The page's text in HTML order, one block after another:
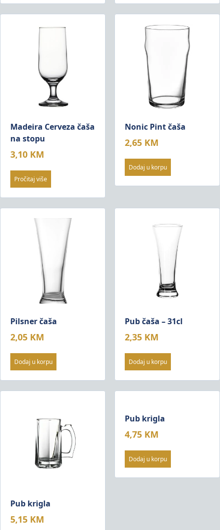
Madeira Cerveza čaša
na stopu
3,10 KM
Pročitaj više
Nonic Pint čaša
2,65 KM
Dodaj u korpu
Pilsner čaša
2,05 KM
Dodaj u korpu
Pub čaša – 31cl
2,35 KM
Dodaj u korpu
Pub krigla
5,15 KM
Pub krigla
4,75 KM
Dodaj u korpu